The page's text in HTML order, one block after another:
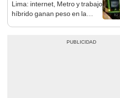
Lima: internet, Metro y trabajo
híbrido ganan peso en la